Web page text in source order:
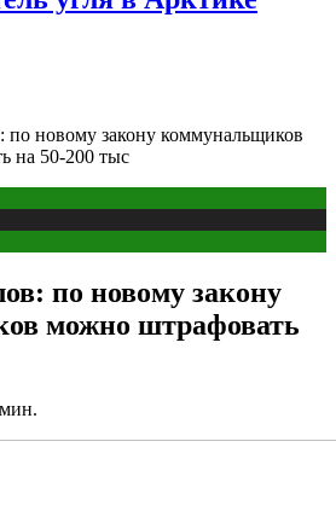
по новому закону коммунальщиков
на 50-200 тыс
по новому закону
можно штрафовать